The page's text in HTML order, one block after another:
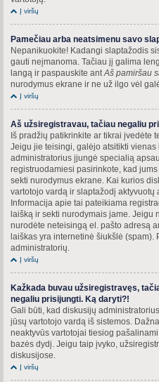
Į viršų
Pamečiau arba neatsimenu savo
Nepanikuokite! Kadangi slaptažodis
gauti neįmanoma. Tačiau jį galima
langą ir paspauskite ant Aš pamiršau
nurodymus ekrane ir ne už ilgo vėl
Į viršų
Aš užsiregistravau, tačiau negaliu
Iš pradžių patikrinkite ar tikrai įvedėte
Jeigu jie teisingi, galėjo atsitikti
administratorius įjungė specialią
registruodamiesi pasirinkote, kad
sekti nurodymus ekrane. Kai kurios
vartotojo vardą ir slaptažodį aktyvuotų
Informacija apie tai pateikiama
laišką ir sekti nurodymais jame. Jeigu
nurodėte neteisingą el. pašto adresą
laiškas yra internetinė šiukšlė (spam).
administratorių.
Į viršų
Kažkada buvau užsiregistravęs,
negaliu prisijungti. Ką daryti?!
Gali būti, kad diskusijų
jūsų vartotojo vardą iš sistemos.
neaktyvūs vartotojai tiesiog
bazės dydį. Jeigu taip įvyko,
diskusijose.
Į viršų